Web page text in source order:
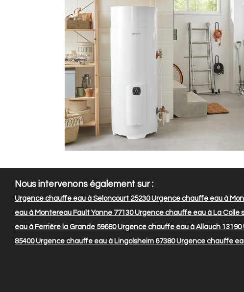
Nous intervenons également sur :
Urgence chauffe eau à Seloncourt 25230Urgence chauffe eau à
eau à Montereau Fault Yonne 77130Urgence chauffe eau à La Colle
eau à Ferrière la Grande 59680Urgence chauffe eau à Allauch 13190
85400Urgence chauffe eau à Lingolsheim 67380Urgence chauffe